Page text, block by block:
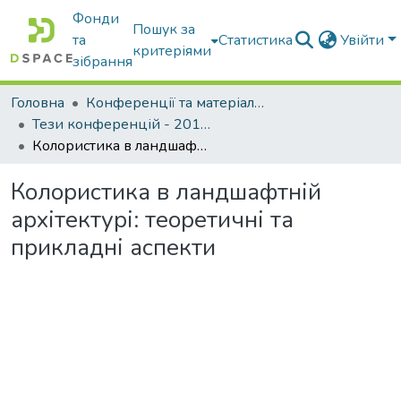
Фонди
та
зібрання
Пошук за
критеріями
Статистика Увійти
Головна
Конференції та матеріали конференцій
Тези конференцій - 2015 - 2018
Колористика в ландшафтній архітектурі: теоретичні та прикладні аспекти
Колористика в ландшафтній
архітектурі: теоретичні та
прикладні аспекти